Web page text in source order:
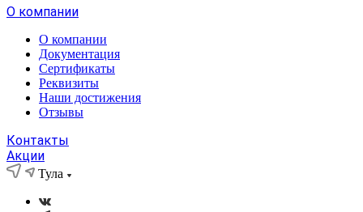
О компании
О компании
Документация
Сертификаты
Реквизиты
Наши достижения
Отзывы
Контакты
Акции
Тула